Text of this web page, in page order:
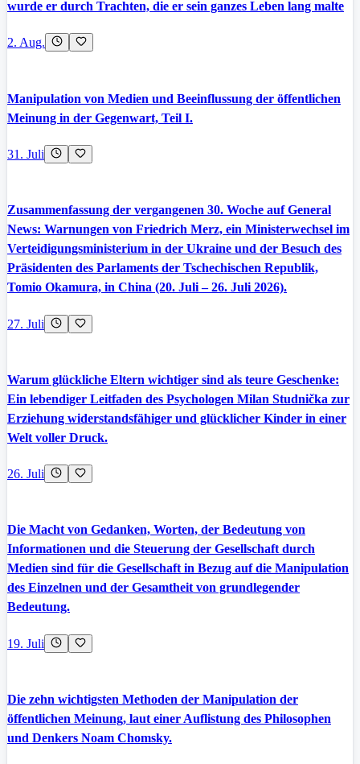
wurde er durch Trachten, die er sein ganzes Leben lang malte
2. Aug.
Manipulation von Medien und Beeinflussung der öffentlichen
Meinung in der Gegenwart, Teil I.
31. Juli
Zusammenfassung der vergangenen 30. Woche auf General
News: Warnungen von Friedrich Merz, ein Ministerwechsel im
Verteidigungsministerium in der Ukraine und der Besuch des
Präsidenten des Parlaments der Tschechischen Republik,
Tomio Okamura, in China (20. Juli – 26. Juli 2026).
27. Juli
Warum glückliche Eltern wichtiger sind als teure Geschenke:
Ein lebendiger Leitfaden des Psychologen Milan Studnička zur
Erziehung widerstandsfähiger und glücklicher Kinder in einer
Welt voller Druck.
26. Juli
Die Macht von Gedanken, Worten, der Bedeutung von
Informationen und die Steuerung der Gesellschaft durch
Medien sind für die Gesellschaft in Bezug auf die Manipulation
des Einzelnen und der Gesamtheit von grundlegender
Bedeutung.
19. Juli
Die zehn wichtigsten Methoden der Manipulation der
öffentlichen Meinung, laut einer Auflistung des Philosophen
und Denkers Noam Chomsky.